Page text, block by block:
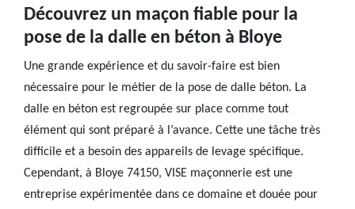
Découvrez un maçon fiable pour la
pose de la dalle en béton à Bloye
Une grande expérience et du savoir-faire est bien
nécessaire pour le métier de la pose de dalle béton. La
dalle en béton est regroupée sur place comme tout
élément qui sont préparé à l’avance. Cette une tâche très
difficile et a besoin des appareils de levage spécifique.
Cependant, à Bloye 74150, VISE maçonnerie est une
entreprise expérimentée dans ce domaine et douée pour